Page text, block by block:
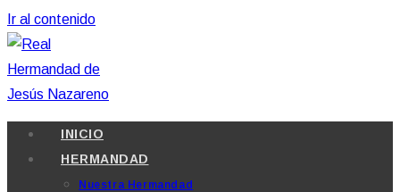
Ir al contenido
INICIO
HERMANDAD
Nuestra Hermandad